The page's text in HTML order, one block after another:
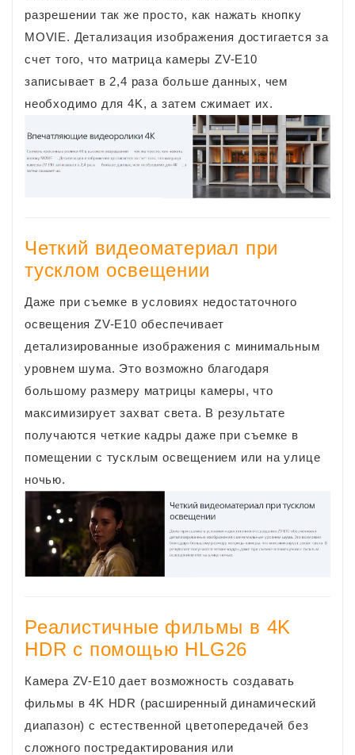
разрешении так же просто, как нажать кнопку
MOVIE. Детализация изображения достигается за
счет того, что матрица камеры ZV-E10
записывает в 2,4 раза больше данных, чем
необходимо для 4K, а затем сжимает их.
Четкий видеоматериал при
тусклом освещении
Даже при съемке в условиях недостаточного
освещения ZV-E10 обеспечивает
детализированные изображения с минимальным
уровнем шума. Это возможно благодаря
большому размеру матрицы камеры, что
максимизирует захват света. В результате
получаются четкие кадры даже при съемке в
помещении с тусклым освещением или на улице
ночью.
Реалистичные фильмы в 4K
HDR с помощью HLG26
Камера ZV-E10 дает возможность создавать
фильмы в 4K HDR (расширенный динамический
диапазон) с естественной цветопередачей без
сложного постредактирования или